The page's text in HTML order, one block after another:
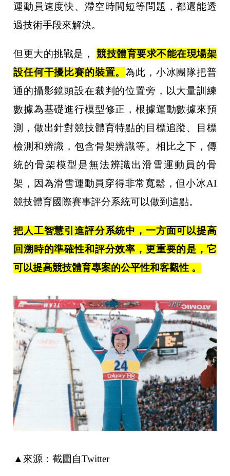
運動員速度快、滯空時間短等問題，都還能透
過技術手段來解決。
但更大的挑戰是， 競技體育要求不能在現場架
設任何干擾比賽的裝置。為此，小冰團隊把普
通的攝影鏡頭設在裁判的位置旁，以大量訓練
數據為基礎進行模型修正，根據運動數據來預
測，做出針對競技體育特點的目標追蹤、目標
檢測和辨識，包含骨架辨識等。相比之下，傳
統的骨架模型是無法辨識出滑雪運動員的骨
架，因為滑雪運動員穿得非常寬鬆，但小冰AI
競技體育國際賽事評分系統可以做到這點。
把人工智慧引進評分系統中，一方面可以提高
回溯時的準確性和評分效率，更重要的是，它
可以提高競技體育專案的公平性和客觀性 。
▲來源：截圖自Twitter